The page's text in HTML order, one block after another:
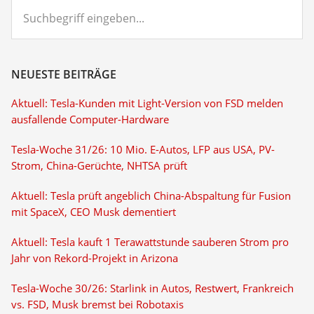
eingeben...
NEUESTE BEITRÄGE
Aktuell: Tesla-Kunden mit Light-Version von FSD melden
ausfallende Computer-Hardware
Tesla-Woche 31/26: 10 Mio. E-Autos, LFP aus USA, PV-
Strom, China-Gerüchte, NHTSA prüft
Aktuell: Tesla prüft angeblich China-Abspaltung für Fusion
mit SpaceX, CEO Musk dementiert
Aktuell: Tesla kauft 1 Terawattstunde sauberen Strom pro
Jahr von Rekord-Projekt in Arizona
Tesla-Woche 30/26: Starlink in Autos, Restwert, Frankreich
vs. FSD, Musk bremst bei Robotaxis